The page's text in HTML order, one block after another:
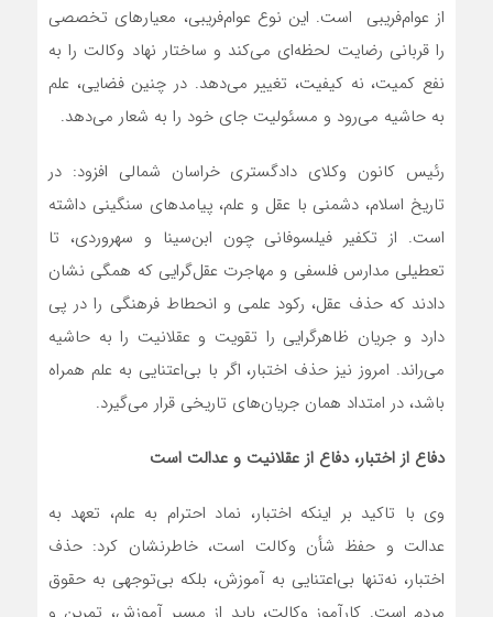
از عوام‌فریبی است. این نوع عوام‌فریبی، معیارهای تخصصی
را قربانی رضایت لحظه‌ای می‌کند و ساختار نهاد وکالت را به
نفع کمیت، نه کیفیت، تغییر می‌دهد. در چنین فضایی، علم
به حاشیه می‌رود و مسئولیت جای خود را به شعار می‌دهد.
رئیس کانون وکلای دادگستری خراسان شمالی افزود: در
تاریخ اسلام، دشمنی با عقل و علم، پیامدهای سنگینی داشته
است. از تکفیر فیلسوفانی چون ابن‌سینا و سهروردی، تا
تعطیلی مدارس فلسفی و مهاجرت عقل‌گرایی که همگی نشان
دادند که حذف عقل، رکود علمی و انحطاط فرهنگی را در پی
دارد و جریان ظاهرگرایی را تقویت و عقلانیت را به حاشیه
می‌راند. امروز نیز حذف اختبار، اگر با بی‌اعتنایی به علم همراه
باشد، در امتداد همان جریان‌های تاریخی قرار می‌گیرد.
دفاع از اختبار، دفاع از عقلانیت و عدالت است
وی با تاکید بر اینکه اختبار، نماد احترام به علم، تعهد به
عدالت و حفظ شأن وکالت است، خاطرنشان کرد: حذف
اختبار، نه‌تنها بی‌اعتنایی به آموزش، بلکه بی‌توجهی به حقوق